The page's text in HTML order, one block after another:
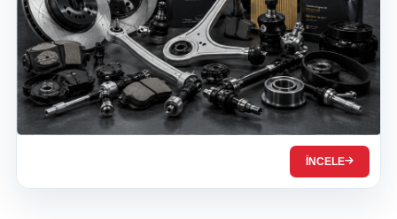
İNCELE